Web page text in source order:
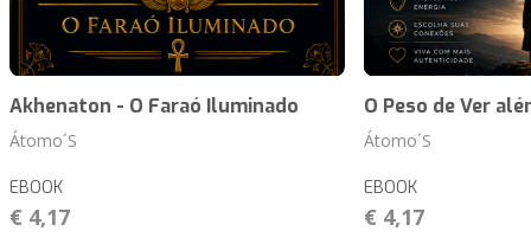
Akhenaton - O Faraó Iluminado
Átomo´S
EBOOK
€ 4,17
O Peso de Ver
Átomo´S
EBOOK
€ 4,17